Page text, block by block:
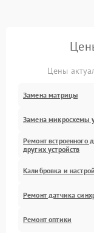
Цены
Замена матрицы
Замена микросхемы
Ремонт встроенного
других устройств
Калибровка и
Ремонт датчика
Ремонт оптики